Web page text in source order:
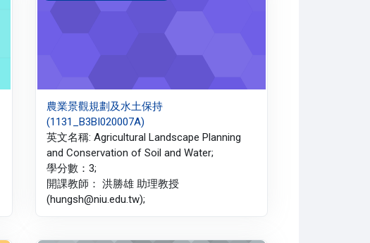
農業景觀規劃及水土保持
(1131_B3BI020007A)
英文名稱: Agricultural Landscape Planning
and Conservation of Soil and Water;
學分數：3;
開課教師： 洪勝雄 助理教授
(hungsh@niu.edu.tw);